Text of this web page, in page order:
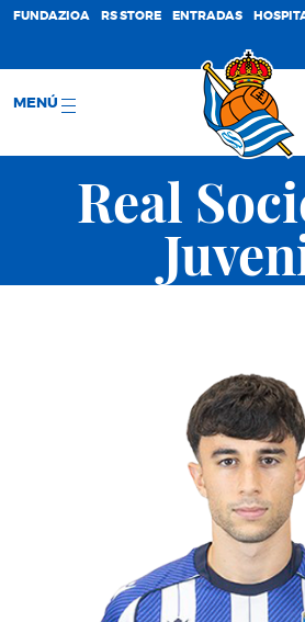
FUNDAZIOA RS STORE ENTRADAS
MENÚ
Real